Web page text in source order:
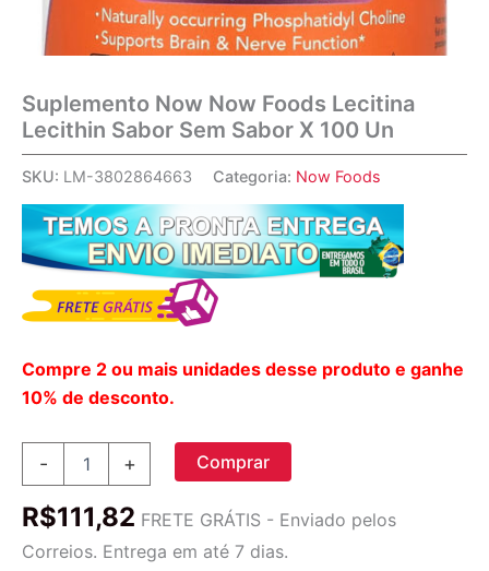
Suplemento Now Now Foods Lecitina
Lecithin Sabor Sem Sabor X 100 Un
SKU: LM-3802864663 Categoria: Now Foods
Compre 2 ou mais unidades desse produto e ganhe
10% de desconto.
-
Foods
Lecithin
+ Comprar
R$111,82 FRETE GRÁTIS - Enviado pelos
Correios. Entrega em até 7 dias.